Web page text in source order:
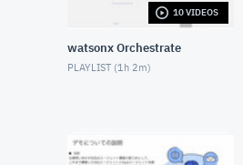
10 VIDEOS
watsonx Orchestrate
PLAYLIST (1h 2m)